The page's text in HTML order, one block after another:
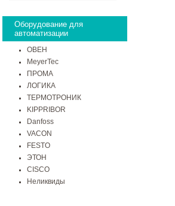
Оборудование для
автоматизации
ОВЕН
MeyerTec
ПРОМА
ЛОГИКА
ТЕРМОТРОНИК
KIPPRIBOR
Danfoss
VACON
FESTO
ЭТОН
CISCO
Неликвиды